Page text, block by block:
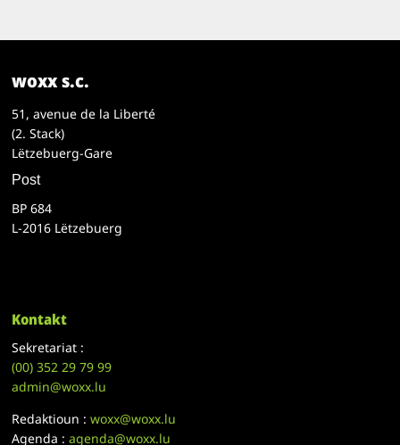
woxx s.c.
51, avenue de la Liberté
(2. Stack)
Lëtzebuerg-Gare
Post
BP 684
L-2016 Lëtzebuerg
Kontakt
Sekretariat :
(00)352 29 79 99
admin@woxx.lu
Redaktioun :woxx@woxx.lu
Agenda :agenda@woxx.lu